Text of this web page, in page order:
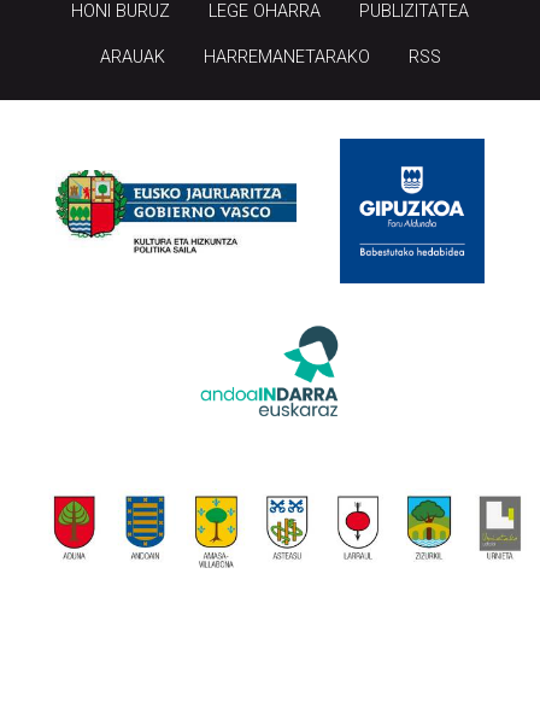
HONI BURUZ LEGE OHARRA PUBLIZITATEA
ARAUAK HARREMANETARAKO RSS